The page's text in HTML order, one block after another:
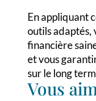
En appliquant
outils adaptés,
financière
et vous
sur le long
Vous